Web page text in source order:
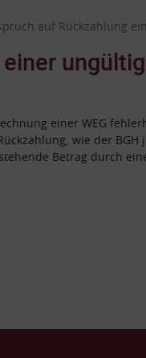
auf Rückzahlung
einer WEG
wie der
Betrag durch